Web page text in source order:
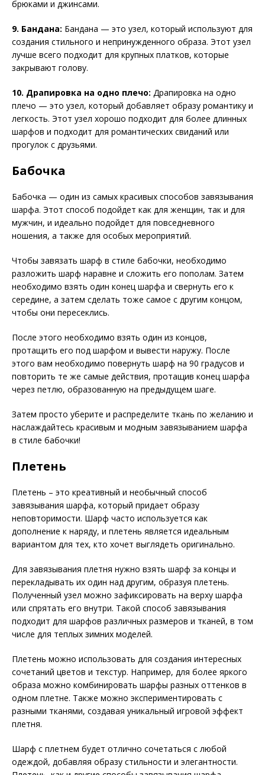
брюками и джинсами.
9. Бандана: Бандана — это узел, который используют для
создания стильного и непринужденного образа. Этот узел
лучше всего подходит для крупных платков, которые
закрывают голову.
10. Драпировка на одно плечо: Драпировка на одно
плечо — это узел, который добавляет образу романтику и
легкость. Этот узел хорошо подходит для более длинных
шарфов и подходит для романтических свиданий или
прогулок с друзьями.
Бабочка
Бабочка — один из самых красивых способов завязывания
шарфа. Этот способ подойдет как для женщин, так и для
мужчин, и идеально подойдет для повседневного
ношения, а также для особых мероприятий.
Чтобы завязать шарф в стиле бабочки, необходимо
разложить шарф наравне и сложить его пополам. Затем
необходимо взять один конец шарфа и свернуть его к
середине, а затем сделать тоже самое с другим концом,
чтобы они пересеклись.
После этого необходимо взять один из концов,
протащить его под шарфом и вывести наружу. После
этого вам необходимо повернуть шарф на 90 градусов и
повторить те же самые действия, протащив конец шарфа
через петлю, образованную на предыдущем шаге.
Затем просто уберите и распределите ткань по желанию и
наслаждайтесь красивым и модным завязыванием шарфа
в стиле бабочки!
Плетень
Плетень – это креативный и необычный способ
завязывания шарфа, который придает образу
неповторимости. Шарф часто используется как
дополнение к наряду, и плетень является идеальным
вариантом для тех, кто хочет выглядеть оригинально.
Для завязывания плетня нужно взять шарф за концы и
перекладывать их один над другим, образуя плетень.
Полученный узел можно зафиксировать на верху шарфа
или спрятать его внутри. Такой способ завязывания
подходит для шарфов различных размеров и тканей, в том
числе для теплых зимних моделей.
Плетень можно использовать для создания интересных
сочетаний цветов и текстур. Например, для более яркого
образа можно комбинировать шарфы разных оттенков в
одном плетне. Также можно экспериментировать с
разными тканями, создавая уникальный игровой эффект
плетня.
Шарф с плетнем будет отлично сочетаться с любой
одеждой, добавляя образу стильности и элегантности.